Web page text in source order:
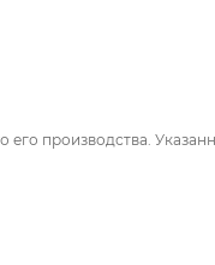
производства.